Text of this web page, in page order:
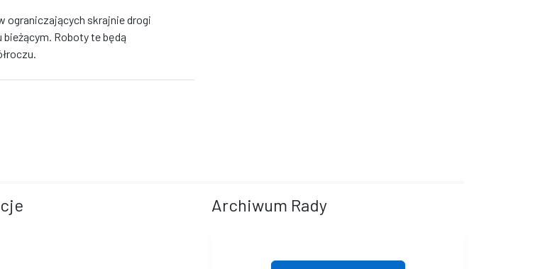
ograniczających skrajnie drogi
Roboty te będą
Archiwum Rady